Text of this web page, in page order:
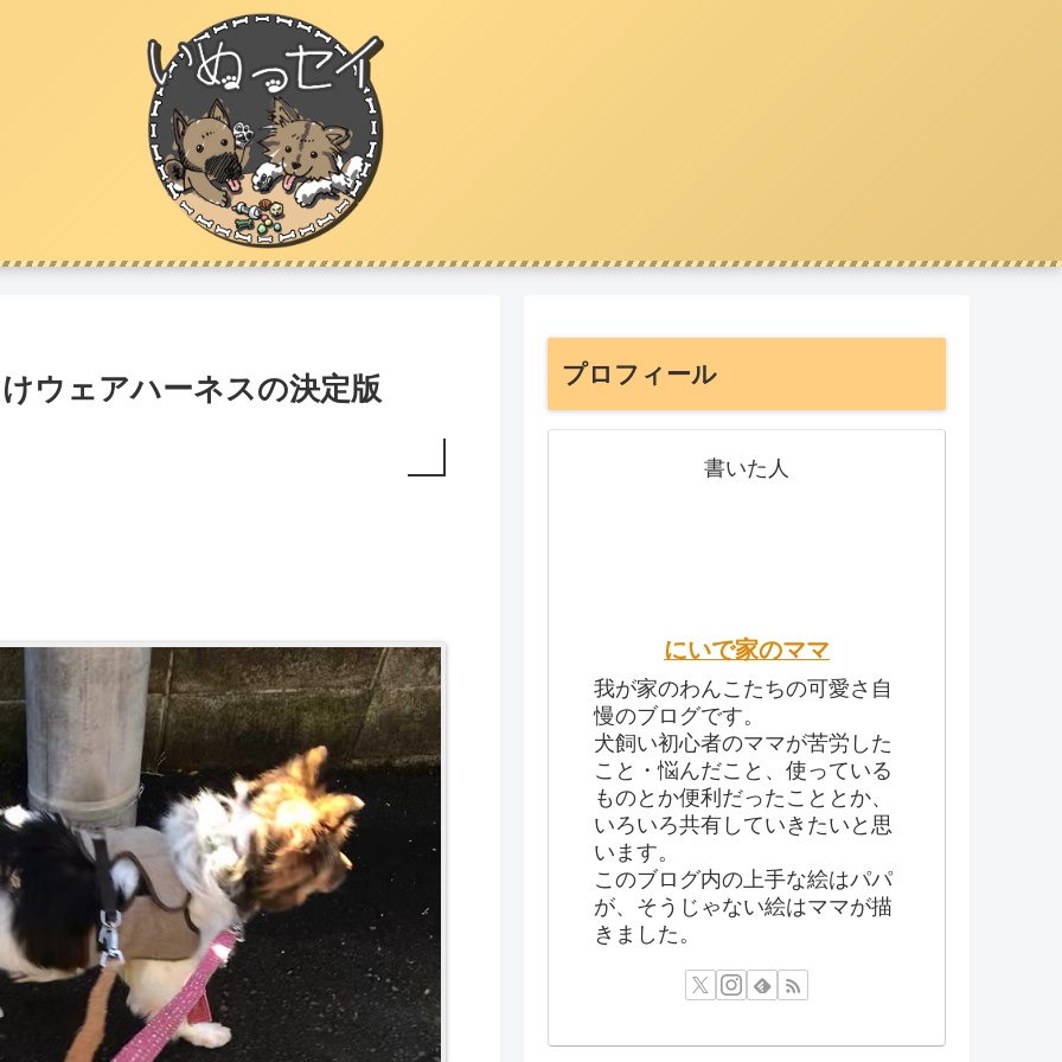
ウェアハーネスの決定版 プロフィール
書いた人
にいで家のママ
我が家のわんこたちの可愛さ自
慢のブログです。
犬飼い初心者のママが苦労した
こと・悩んだこと、使っている
ものとか便利だったこととか、
いろいろ共有していきたいと思
います。
このブログ内の上手な絵はパパ
が、そうじゃない絵はママが描
きました。